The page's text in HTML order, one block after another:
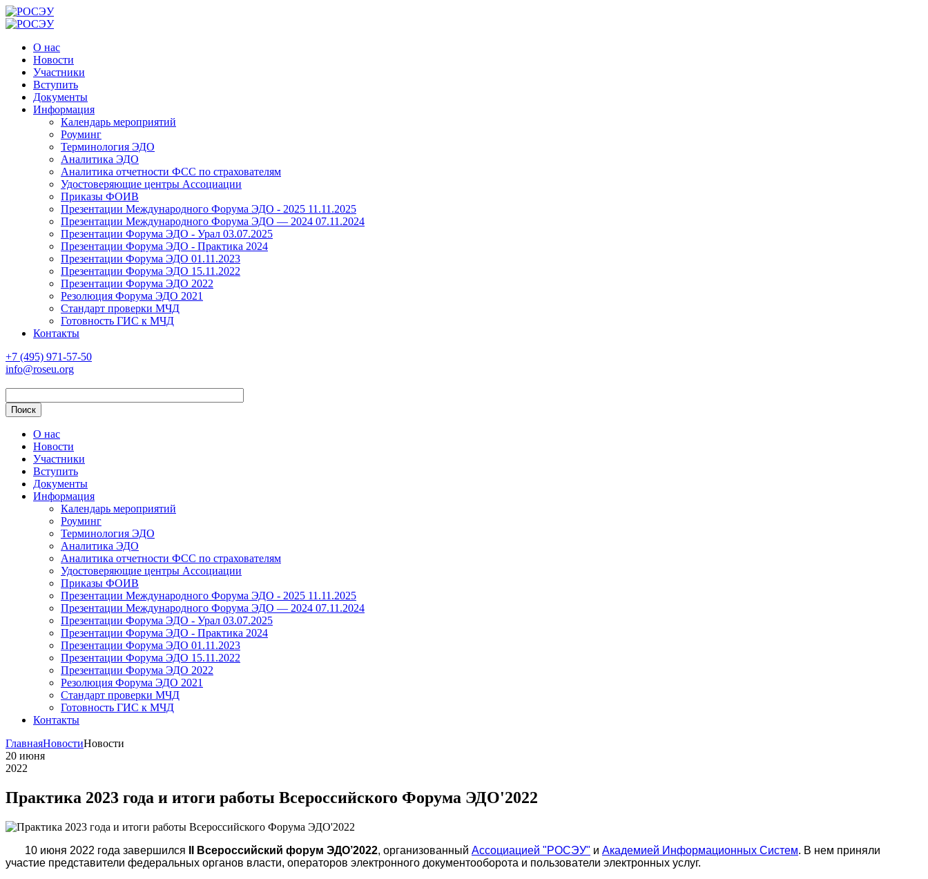
О нас
Новости
Участники
Вступить
Документы
Информация
Календарь мероприятий
Роуминг
Терминология ЭДО
Аналитика ЭДО
Аналитика отчетности ФСС по страхователям
Удостоверяющие центры Ассоциации
Приказы ФОИВ
Презентации Международного Форума ЭДО - 2025 11.11.2025
Презентации Международного Форума ЭДО — 2024 07.11.2024
Презентации Форума ЭДО - Урал 03.07.2025
Презентации Форума ЭДО - Практика 2024
Презентации Форума ЭДО 01.11.2023
Презентации Форума ЭДО 15.11.2022
Презентации Форума ЭДО 2022
Резолюция Форума ЭДО 2021
Стандарт проверки МЧД
Готовность ГИС к МЧД
Контакты
+7 (495) 971-57-50
info@roseu.org
О нас
Новости
Участники
Вступить
Документы
Информация
Календарь мероприятий
Роуминг
Терминология ЭДО
Аналитика ЭДО
Аналитика отчетности ФСС по страхователям
Удостоверяющие центры Ассоциации
Приказы ФОИВ
Презентации Международного Форума ЭДО - 2025 11.11.2025
Презентации Международного Форума ЭДО — 2024 07.11.2024
Презентации Форума ЭДО - Урал 03.07.2025
Презентации Форума ЭДО - Практика 2024
Презентации Форума ЭДО 01.11.2023
Презентации Форума ЭДО 15.11.2022
Презентации Форума ЭДО 2022
Резолюция Форума ЭДО 2021
Стандарт проверки МЧД
Готовность ГИС к МЧД
Контакты
ГлавнаяНовостиНовости
20 июня
2022
Практика 2023 года и итоги работы Всероссийского Форума ЭДО'2022
10 июня 2022 года завершился II Всероссийский форум ЭДО’2022, организованный Ассоциацией "РОСЭУ" и Академией Информационных Систем. В нем приняли
участие представители федеральных органов власти, операторов электронного документооборота и пользователи электронных услуг.